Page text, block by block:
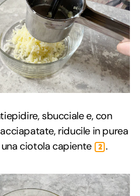
sbucciale e, con
riducile in purea
ciotola capiente
2 .